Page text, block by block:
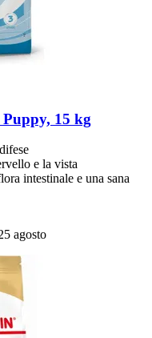
15 kg
e la vista
intestinale e una sana
agosto